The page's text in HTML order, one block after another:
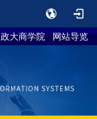
政大商学院 网站导览